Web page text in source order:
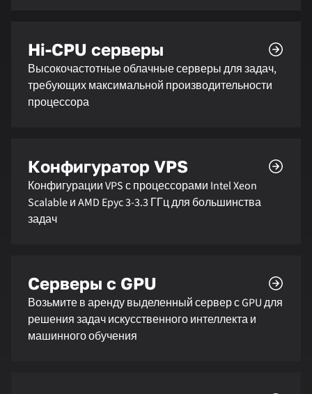
Hi-CPU серверы
Высокочастотные облачные серверы для задач,
требующих максимальной производительности
процессора
Конфигуратор VPS
Конфигурации VPS с процессорами Intel Xeon
Scalable и AMD Epyc 3-3.3 ГГц для большинства
задач
Серверы с GPU
Возьмите в аренду выделенный сервер с GPU для
решения задач искусственного интеллекта и
машинного обучения